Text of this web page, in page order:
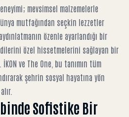
mevsimsel malzemelerle
mutfağından seçkin lezzetler
özenle ayarlandığı bir
özel hissetmelerini sağlayan bir
ve The One, bu tanımın tüm
şehrin sosyal hayatına yön
Sofistike Bir